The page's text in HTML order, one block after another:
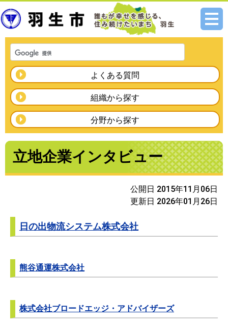
メニ
よくある質問
組織から探す
分野から探す
立地企業インタビュー
公開日 2015年11月06日
更新日 2026年01月26日
日の出物流システム株式会社
熊谷通運株式会社
株式会社ブロードエッジ・アドバイザーズ